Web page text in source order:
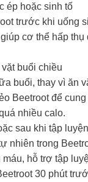
ép hoặc sinh tố
trước khi uống
cơ thể hấp thụ
buổi chiều
buổi, thay vì ăn
Beetroot để
nhiều calo.
sau khi tập luyện
nhiên trong
hỗ trợ tập
30 phút